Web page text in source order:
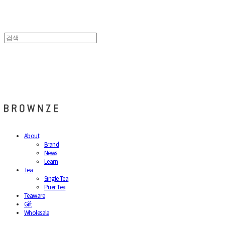
About
Brand
News
Learn
Tea
Single Tea
Puer Tea
Teaware
Gift
Wholesale